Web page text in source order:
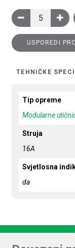
Utičnica, za
USPOREDI
TEHNIČKE
Tip opreme
Modularne
Struja
16A
Svjetlosna
da